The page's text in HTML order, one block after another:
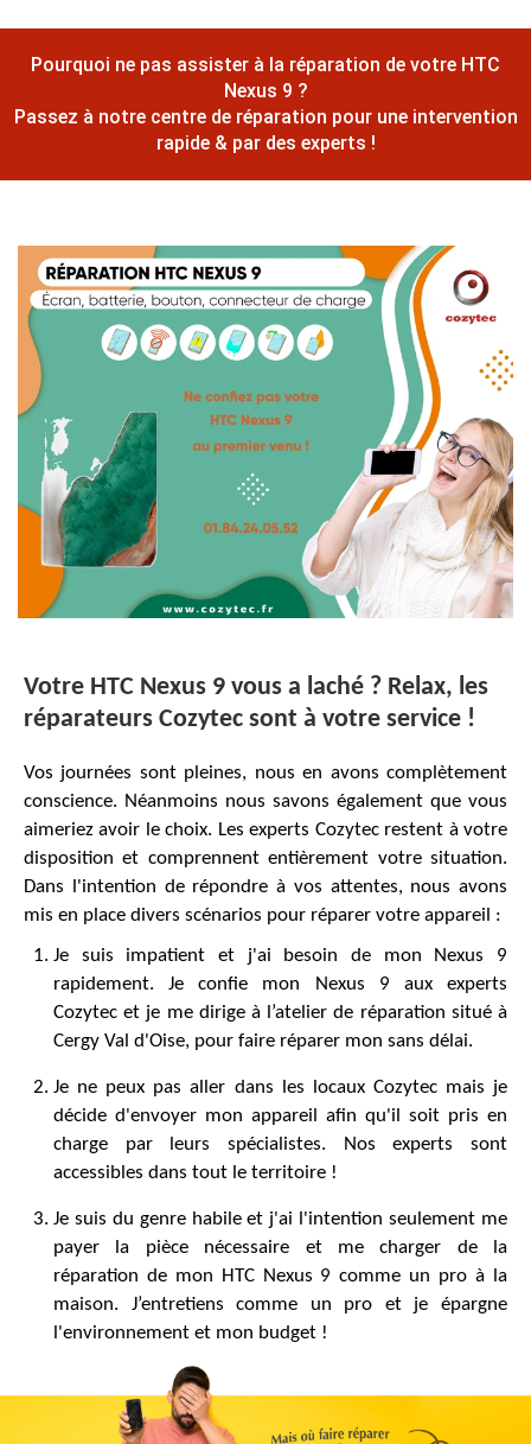
Pourquoi ne pas assister à la réparation de votre HTC
Nexus 9 ?
Passez à notre centre de réparation pour une intervention
rapide & par des experts !
Votre HTC Nexus 9 vous a laché ? Relax, les
réparateurs Cozytec sont à votre service !
Vos journées sont pleines, nous en avons complètement
conscience. Néanmoins nous savons également que vous
aimeriez avoir le choix. Les experts Cozytec restent à votre
disposition et comprennent entièrement votre situation.
Dans l'intention de répondre à vos attentes, nous avons
mis en place divers scénarios pour réparer votre appareil :
Je suis impatient et j'ai besoin de mon Nexus 9
rapidement. Je confie mon Nexus 9 aux experts
Cozytec et je me dirige à l’atelier de réparation situé à
Cergy Val d'Oise, pour faire réparer mon sans délai.
Je ne peux pas aller dans les locaux Cozytec mais je
décide d'envoyer mon appareil afin qu'il soit pris en
charge par leurs spécialistes. Nos experts sont
accessibles dans tout le territoire !
Je suis du genre habile et j'ai l'intention seulement me
payer la pièce nécessaire et me charger de la
réparation de mon HTC Nexus 9 comme un pro à la
maison. J’entretiens comme un pro et je épargne
l'environnement et mon budget !